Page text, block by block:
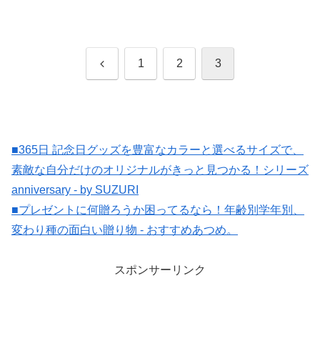
前 1 2 3
■365日 記念日グッズを豊富なカラーと選べるサイズで、
素敵な自分だけのオリジナルがきっと見つかる！シリーズ
anniversary - by SUZURI
■プレゼントに何贈ろうか困ってるなら！年齢別学年別、
変わり種の面白い贈り物 - おすすめあつめ。
スポンサーリンク